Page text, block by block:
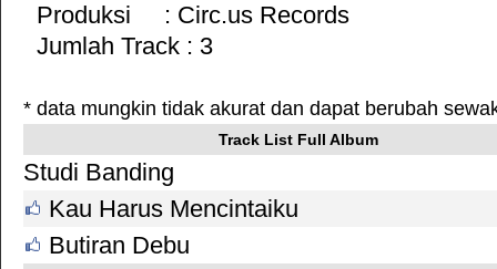
Produksi : Circ.us Records
Jumlah Track : 3
* data mungkin tidak akurat dan dapat berubah
Track List Full Album
Studi Banding
Kau Harus Mencintaiku
Butiran Debu